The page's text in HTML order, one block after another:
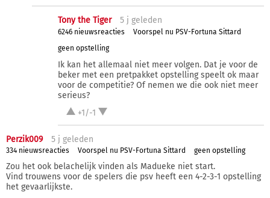
Tony the Tiger 5 j geleden
6246 nieuwsreacties
Voorspel nu PSV-Fortuna Sittard
geen opstelling
Ik kan het allemaal niet meer volgen. Dat je voor de
beker met een pretpakket opstelling speelt ok maar
voor de competitie? Of nemen we die ook niet meer
serieus?
+1/-1
Perzik009 5 j geleden
334 nieuwsreacties Voorspel nu PSV-Fortuna Sittard geen opstelling
Zou het ook belachelijk vinden als Madueke niet start.
Vind trouwens voor de spelers die psv heeft een 4-2-3-1 opstelling
het gevaarlijkste.